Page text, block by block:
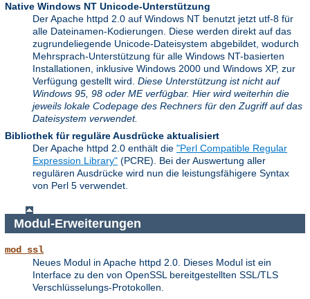
Native Windows NT Unicode-Unterstützung
Der Apache httpd 2.0 auf Windows NT benutzt jetzt utf-8 für
alle Dateinamen-Kodierungen. Diese werden direkt auf das
zugrundeliegende Unicode-Dateisystem abgebildet, wodurch
Mehrsprach-Unterstützung für alle Windows NT-basierten
Installationen, inklusive Windows 2000 und Windows XP, zur
Verfügung gestellt wird. Diese Unterstützung ist nicht auf
Windows 95, 98 oder ME verfügbar. Hier wird weiterhin die
jeweils lokale Codepage des Rechners für den Zugriff auf das
Dateisystem verwendet.
Bibliothek für reguläre Ausdrücke aktualisiert
Der Apache httpd 2.0 enthält die "Perl Compatible Regular
Expression Library" (PCRE). Bei der Auswertung aller
regulären Ausdrücke wird nun die leistungsfähigere Syntax
von Perl 5 verwendet.
Modul-Erweiterungen
mod_ssl
Neues Modul in Apache httpd 2.0. Dieses Modul ist ein
Interface zu den von OpenSSL bereitgestellten SSL/TLS
Verschlüsselungs-Protokollen.